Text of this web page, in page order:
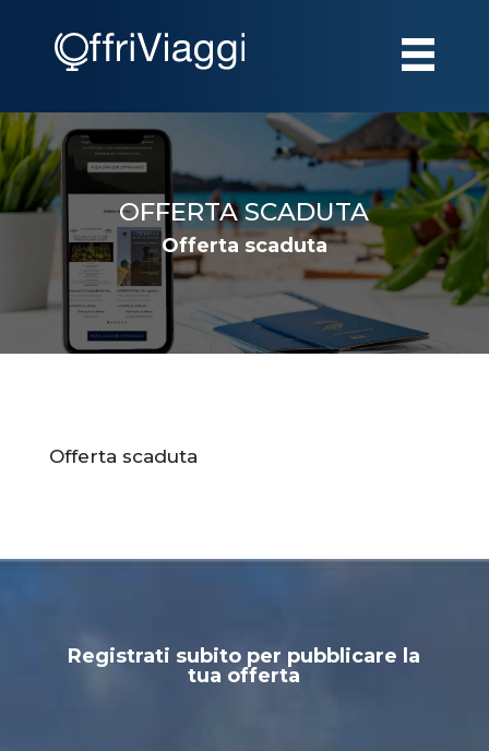
OFFERTA SCADUTA
Offerta scaduta
Offerta scaduta
Registrati subito per pubblicare la
tua offerta